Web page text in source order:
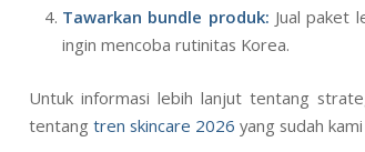
Tawarkan bundle produk: Jual paket
ingin mencoba rutinitas Korea.
Untuk informasi lebih lanjut tentang
tentang tren skincare 2026 yang sudah